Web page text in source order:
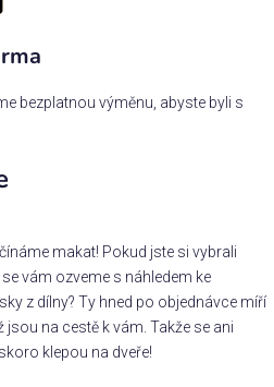
bezplatnou výměnu, abyste byli s
makat! Pokud jste si vybrali
vám ozveme s náhledem ke
z dílny? Ty hned po objednávce míří
na cestě k vám. Takže se ani
klepou na dveře!